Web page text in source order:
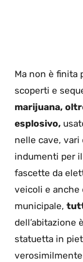
Ma non è finita
scoperti e
marijuana,
esplosivo,
nelle cave, vari
indumenti per
fascette da
veicoli e anche
municipale,
dell’abitazione
statuetta in
verosimilmente